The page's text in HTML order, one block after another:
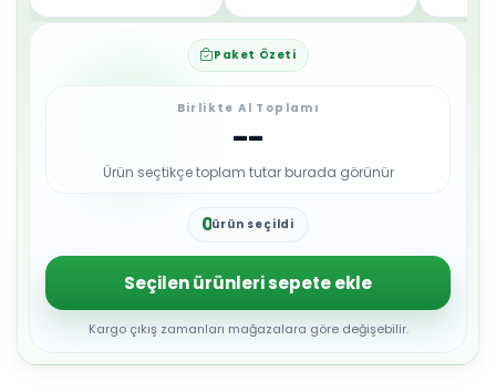
Paket Özeti
Birlikte Al Toplamı
--
Ürün seçtikçe toplam tutar burada görünür
0
2
3
4
5
6
8
ürün seçildi
Seçilen ürünleri sepete ekle
Kargo çıkış zamanları mağazalara göre değişebilir.